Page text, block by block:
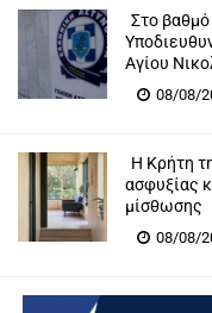
Στο
Αγίου
08/08/
Η Κρήτη
ασφυξίας
μίσθωσης
08/08/